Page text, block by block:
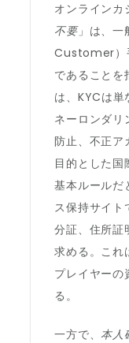
オンラインカ
不要」は、一
Customer）
であることを
は、KYCは単
ネーロンダリ
防止、不正ア
目的とした国
基本ルールだ
ス保持サイト
分証、住所証
求める。これ
プレイヤーの
る。
一方で、 本人